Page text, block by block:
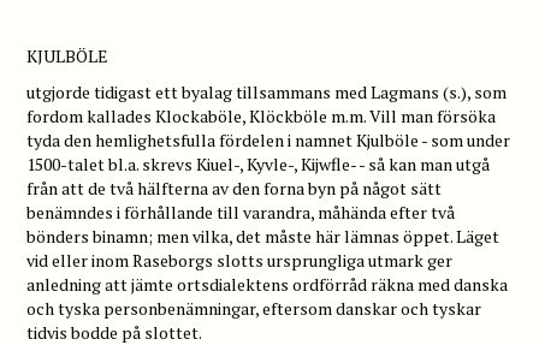
KJULBÖLE
utgjorde tidigast ett byalag tillsammans med Lagmans (s.), som
fordom kallades Klockaböle, Klöckböle m.m. Vill man försöka
tyda den hemlighetsfulla fördelen i namnet Kjulböle - som under
1500-talet bl.a. skrevs Kiuel-, Kyvle-, Kijwfle- - så kan man utgå
från att de två hälfterna av den forna byn på något sätt
benämndes i förhållande till varandra, måhända efter två
bönders binamn; men vilka, det måste här lämnas öppet. Läget
vid eller inom Raseborgs slotts ursprungliga utmark ger
anledning att jämte ortsdialektens ordförråd räkna med danska
och tyska personbenämningar, eftersom danskar och tyskar
tidvis bodde på slottet.